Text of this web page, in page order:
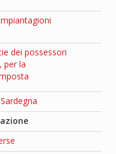
dei possessori
per la